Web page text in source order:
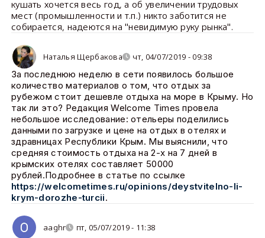
кушать хочется весь год, а об увеличении трудовых
мест (промышленности и т.п.) никто заботится не
собирается, надеются на "невидимую руку рынка".
Наталья Щербакова чт, 04/07/2019 - 09:38
За последнюю неделю в сети появилось большое
количество материалов о том, что отдых за
рубежом стоит дешевле отдыха на море в Крыму. Но
так ли это? Редакция Welcome Times провела
небольшое исследование: отельеры поделились
данными по загрузке и цене на отдых в отелях и
здравницах Республики Крым. Мы выяснили, что
средняя стоимость отдыха на 2-х на 7 дней в
крымских отелях составляет 50000
рублей.Подробнее в статье по ссылке
https://welcometimes.ru/opinions/deystvitelno-li-
krym-dorozhe-turcii.
aaghr пт, 05/07/2019 - 11:38